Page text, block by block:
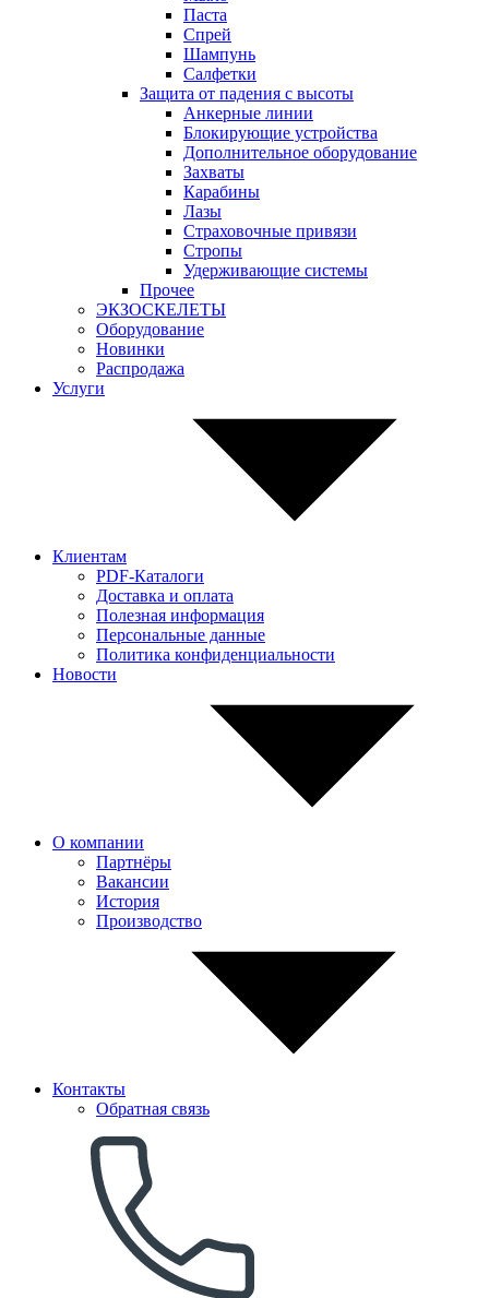
Паста
Спрей
Шампунь
Салфетки
Защита от падения с высоты
Анкерные линии
Блокирующие устройства
Дополнительное оборудование
Захваты
Карабины
Лазы
Страховочные привязи
Стропы
Удерживающие системы
Прочее
ЭКЗОСКЕЛЕТЫ
Оборудование
Новинки
Распродажа
Услуги
Клиентам
PDF-Каталоги
Доставка и оплата
Полезная информация
Персональные данные
Политика конфиденциальности
Новости
О компании
Партнёры
Вакансии
История
Производство
Контакты
Обратная связь